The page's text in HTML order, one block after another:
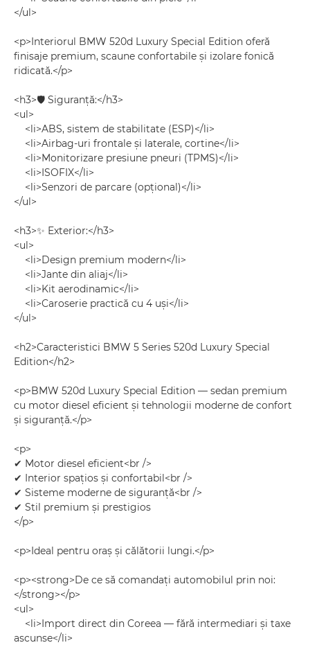
</ul>
<p>Interiorul BMW 520d Luxury Special Edition oferă
finisaje premium, scaune confortabile și izolare fonică
ridicată.</p>
<h3>🛡 Siguranță:</h3>
<ul>
<li>ABS, sistem de stabilitate (ESP)</li>
<li>Airbag-uri frontale și laterale, cortine</li>
<li>Monitorizare presiune pneuri (TPMS)</li>
<li>ISOFIX</li>
<li>Senzori de parcare (opțional)</li>
</ul>
<h3>✨ Exterior:</h3>
<ul>
<li>Design premium modern</li>
<li>Jante din aliaj</li>
<li>Kit aerodinamic</li>
<li>Caroserie practică cu 4 uși</li>
</ul>
<h2>Caracteristici BMW 5 Series 520d Luxury Special
Edition</h2>
<p>BMW 520d Luxury Special Edition — sedan premium
cu motor diesel eficient și tehnologii moderne de confort
și siguranță.</p>
<p>
✔ Motor diesel eficient<br />
✔ Interior spațios și confortabil<br />
✔ Sisteme moderne de siguranță<br />
✔ Stil premium și prestigios
</p>
<p>Ideal pentru oraș și călătorii lungi.</p>
<p><strong>De ce să comandați automobilul prin noi:
</strong></p>
<ul>
<li>Import direct din Coreea — fără intermediari și taxe
ascunse</li>